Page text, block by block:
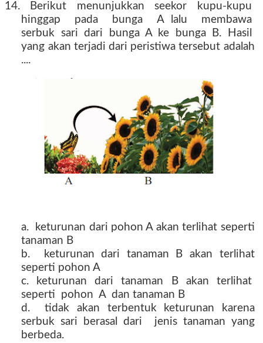
14. Berikut menunjukkan seekor kupu-kupu
hinggap pada bunga A lalu membawa
serbuk sari dari bunga A ke bunga B. Hasil
yang akan terjadi dari peristiwa tersebut adalah
....
a. keturunan dari pohon A akan terlihat seperti
tanaman B
b. keturunan dari tanaman B akan terlihat
seperti pohon A
c. keturunan dari tanaman B akan terlihat
seperti pohon A dan tanaman B
d. tidak akan terbentuk keturunan karena
serbuk sari berasal dari jenis tanaman yang
berbeda.